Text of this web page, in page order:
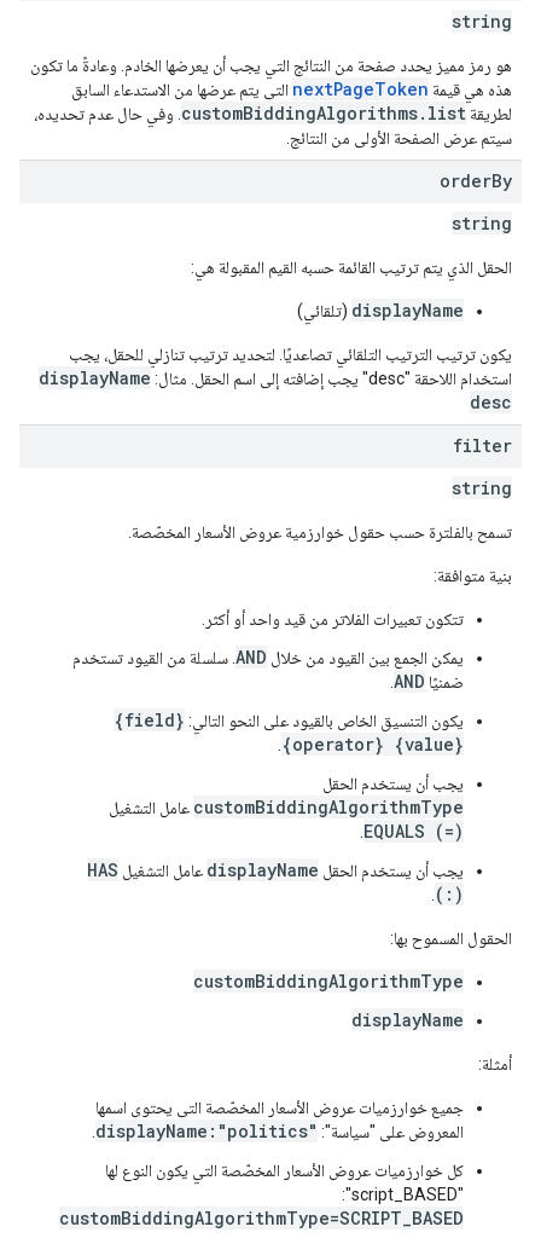
string
هو رمز مميز يحدد صفحة من النتائج التي يجب أن يعرضها الخادم. وعادةً ما تكون
هذه هي قيمة nextPageToken التي يتم عرضها من الاستدعاء السابق
لطريقة customBiddingAlgorithms.list . وفي حال عدم تحديده،
سيتم عرض الصفحة الأولى من النتائج.
orderBy
string
الحقل الذي يتم ترتيب القائمة حسبه القيم المقبولة هي:
displayName (تلقائي)
يكون ترتيب الترتيب التلقائي تصاعديًا. لتحديد ترتيب تنازلي للحقل، يجب
استخدام اللاحقة "desc" يجب إضافته إلى اسم الحقل. مثال:
displayName
desc
filter
string
تسمح بالفلترة حسب حقول خوارزمية عروض الأسعار المخصّصة.
بنية متوافقة:
تتكون تعبيرات الفلاتر من قيد واحد أو أكثر.
يمكن الجمع بين القيود من خلال AND . سلسلة من القيود تستخدم
ضمنيًا AND
يكون التنسيق الخاص بالقيود على النحو التالي: {field}
{operator} {value}
يجب أن يستخدم الحقل
customBiddingAlgorithmType عامل التشغيل
EQUALS (=)
يجب أن يستخدم الحقل displayName عامل التشغيل HAS
(:)
الحقول المسموح بها:
customBiddingAlgorithmType
displayName
أمثلة:
جميع خوارزميات عروض الأسعار المخصّصة التي يحتوي اسمها
المعروض على "سياسة": displayName:"politics"
كل خوارزميات عروض الأسعار المخصّصة التي يكون النوع لها
"script_BASED":
customBiddingAlgorithmType=SCRIPT_BASED